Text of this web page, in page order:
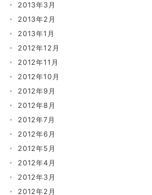
2013年3月
2013年2月
2013年1月
2012年12月
2012年11月
2012年10月
2012年9月
2012年8月
2012年7月
2012年6月
2012年5月
2012年4月
2012年3月
2012年2月